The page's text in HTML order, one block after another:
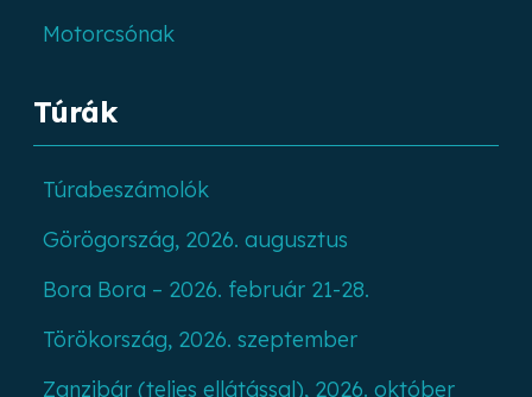
Motorcsónak
Túrák
Túrabeszámolók
Görögország, 2026. augusztus
Bora Bora – 2026. február 21-28.
Törökország, 2026. szeptember
Zanzibár (teljes ellátással), 2026. október